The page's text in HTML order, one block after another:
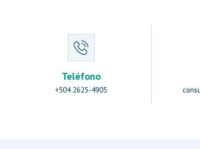
Teléfono
+504 2625-4905